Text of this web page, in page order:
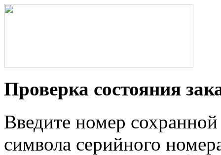
Проверка состояния
Введите номер
символа серийного